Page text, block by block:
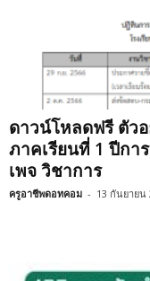
ดาวน์โหลดฟรี ตัว
ภาคเรียนที่ 1 ปีกา
เพจ วิชาการ
ครูอาชีพดอทคอม - 13 กันยายน